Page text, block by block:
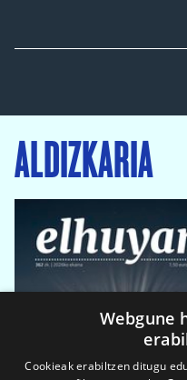
ALDIZKARIA
Webgune
Cookieak erabiltzen ditugu